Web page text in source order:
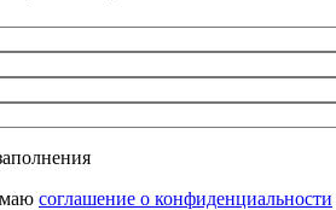
соглашение о конфиденциальности